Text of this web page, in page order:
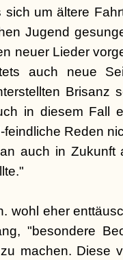
um ältere
Jugend
neuer Lieder
auch neue
Brisanz
in diesem Fall
Reden
auch in Zukunft
wohl eher
"besondere
machen. Diese